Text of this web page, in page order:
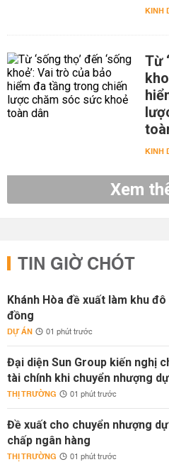
KINH
Từ
KINH
Xem
TIN GIỜ CHÓT
Khánh Hòa đề xuất làm khu
đồng
DỰ ÁN 01 phút trước
Đại diện Sun Group kiến nghị
tài chính khi chuyển nhượng
THỊ TRƯỜNG 01 phút trước
Đề xuất cho chuyển nhượng
chấp ngân hàng
THỊ TRƯỜNG 01 phút trước